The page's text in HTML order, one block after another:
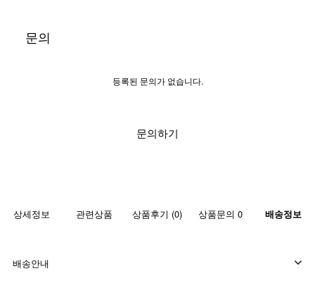
문의
등록된 문의가 없습니다.
문의하기
상세정보 관련상품 상품후기 (0) 상품문의 0 배송정보
배송안내